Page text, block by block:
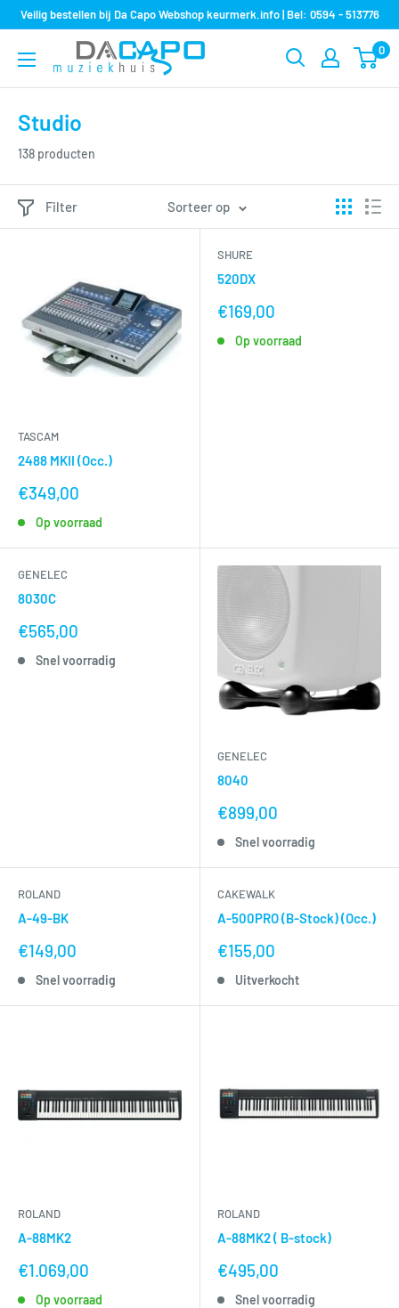
naar
inhoud
Veilig bestellen bij Da Capo Webshop keurmerk.info | Bel: 0594 - 513776
Muziekhuis
Da
0
Studio
138 producten
Filter Sorteer op
TASCAM
2488 MKII (Occ.)
nu
€349,00
Op voorraad
SHURE
520DX
nu
€169,00
Op voorraad
GENELEC
8030C
nu
€565,00
Snel voorradig
GENELEC
8040
nu
€899,00
Snel voorradig
ROLAND
A-49-BK
nu
€149,00
Snel voorradig
CAKEWALK
A-500PRO (B-Stock) (Occ.)
nu
€155,00
Uitverkocht
ROLAND
A-88MK2
nu
€1.069,00
Op voorraad
ROLAND
A-88MK2 ( B-stock)
nu
€495,00
Snel voorradig